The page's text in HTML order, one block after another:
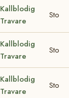
Kallblodig
Travare
Sto
Kallblodig
Travare
Sto
Kallblodig
Travare
Sto